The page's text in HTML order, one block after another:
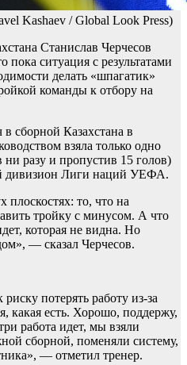
Kashaev / Global Look Press)
Станислав Черчесов
ситуация с результатами
делать «шпагатик»
команды к отбору на
сборной Казахстана в
взяла только одно
ни разу и пропустив 15 голов)
дивизион Лиги наций УЕФА.
плоскостях: то, что на
тройку с минусом. А что
которая не видна. Но
— сказал Черчесов.
потерять работу из-за
какая есть. Хорошо, поддержу,
работа идет, мы взяли
сборной, поменяли систему,
— отметил тренер.